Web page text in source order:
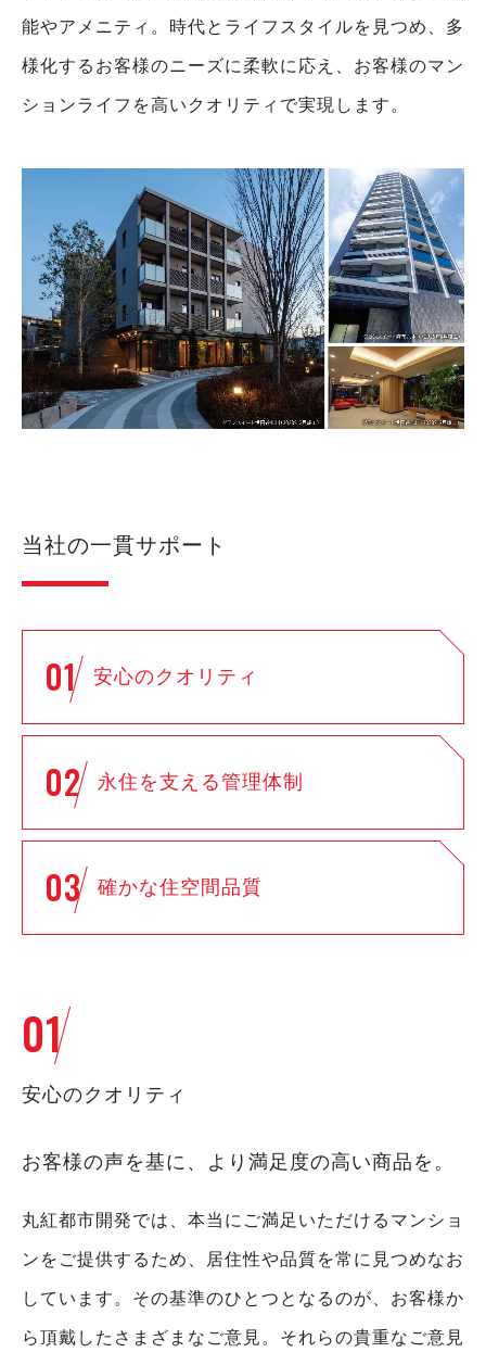
能やアメニティ。 時代とライフスタイルを見つめ、多
様化するお客様のニーズに柔軟に応え、 お客様のマン
ションライフを高いクオリティで実現します。
当社の一貫サポート
01 安心のクオリティ
02 永住を支える管理体制
03 確かな住空間品質
01
安心のクオリティ
お客様の声を基に、より満足度の高い商品を。
丸紅都市開発では、本当にご満足いただけるマンショ
ンをご提供するため、居住性や品質を常に見つめなお
しています。その基準のひとつとなるのが、お客様か
ら頂戴したさまざまなご意見。それらの貴重なご意見